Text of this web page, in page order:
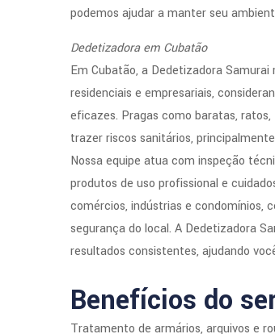
podemos ajudar a manter seu
Dedetizadora em Cubatão
Em Cubatão, a Dedetizadora
residenciais e empresariais,
eficazes. Pragas como baratas,
trazer riscos sanitários,
Nossa equipe atua com inspeção
produtos de uso profissional e
comércios, indústrias e condomínios,
segurança do local. A Dedetizadora
resultados consistentes, ajudando
Benefícios do
Tratamento de armários, arquivos e